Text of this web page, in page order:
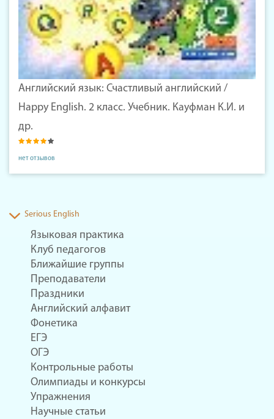
Английский язык: Счастливый английский /
Happy English. 2 класс. Учебник. Кауфман К.И. и
др.
нет отзывов
Serious English
Языковая практика
Клуб педагогов
Ближайшие группы
Преподаватели
Праздники
Английский алфавит
Фонетика
ЕГЭ
ОГЭ
Контрольные работы
Олимпиады и конкурсы
Упражнения
Научные статьи